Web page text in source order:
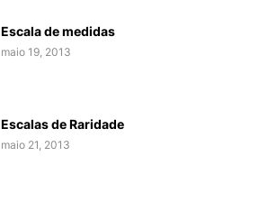
Escala de medidas
maio 19, 2013
Escalas de Raridade
maio 21, 2013